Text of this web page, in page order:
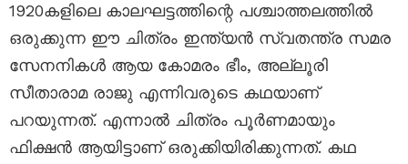
1920കളിലെ കാലഘട്ടത്തിന്റെ പശ്ചാത്തലത്തിൽ
ഒരുക്കുന്ന ഈ ചിത്രം ഇന്ത്യൻ സ്വതന്ത്ര സമര
സേനനികൾ ആയ കോമരം ഭീം, അല്ലൂരി
സീതാരാമ രാജു എന്നിവരുടെ കഥയാണ്
പറയുന്നത്. എന്നാൽ ചിത്രം പൂർണമായും
ഫിക്ഷൻ ആയിട്ടാണ് ഒരുക്കിയിരിക്കുന്നത്. കഥ